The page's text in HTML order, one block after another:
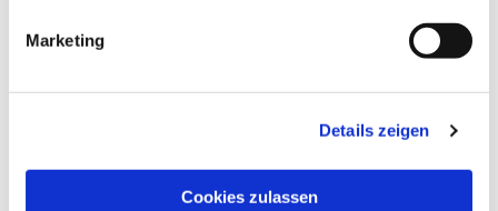
Marketing
Details zeigen
Cookies zulassen